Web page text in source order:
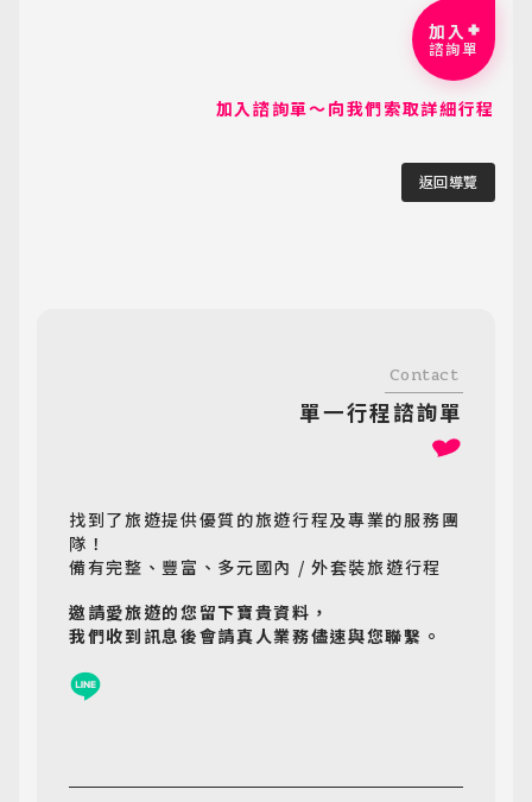
返回導覽
加入諮詢單～向我們索取詳細行程
加入
諮詢單
找到了旅遊提供優質的旅遊行程及專業的服務團
隊！
備有完整、豐富、多元國內 / 外套裝旅遊行程
邀請愛旅遊的您留下寶貴資料，
我們收到訊息後會請真人業務儘速與您聯繫。
Contact
單一行程諮詢單